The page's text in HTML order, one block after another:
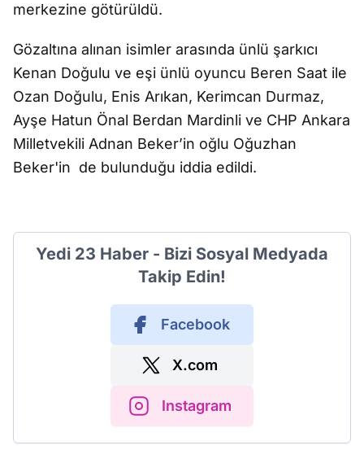
merkezine götürüldü.
Gözaltına alınan isimler arasında ünlü şarkıcı
Kenan Doğulu ve eşi ünlü oyuncu Beren Saat ile
Ozan Doğulu, Enis Arıkan, Kerimcan Durmaz,
Ayşe Hatun Önal Berdan Mardinli ve CHP Ankara
Milletvekili Adnan Beker’in oğlu Oğuzhan
Beker'in de bulunduğu iddia edildi.
Yedi 23 Haber - Bizi Sosyal Medyada
Takip Edin!
Facebook
X.com
Instagram